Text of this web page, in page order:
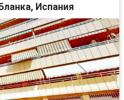
Испания